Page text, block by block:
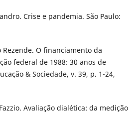
Crise e pandemia. São Paulo:
Rezende. O financiamento da
federal de 1988: 30 anos de
& Sociedade, v. 39, p. 1-24,
Avaliação dialética: da medição